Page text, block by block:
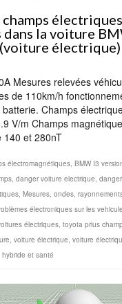
champs
dans la voiture
électrique)
Mesures relevées
de 110km/h
Champs
V/m Champs
140 et 280nT
électromagnétiques, BMW I3
, danger voiture electrique,
, Mesures, ondes,
électroniques sur les
électriques, toyota prius
, voiture électrique, voiture
hybride et santé